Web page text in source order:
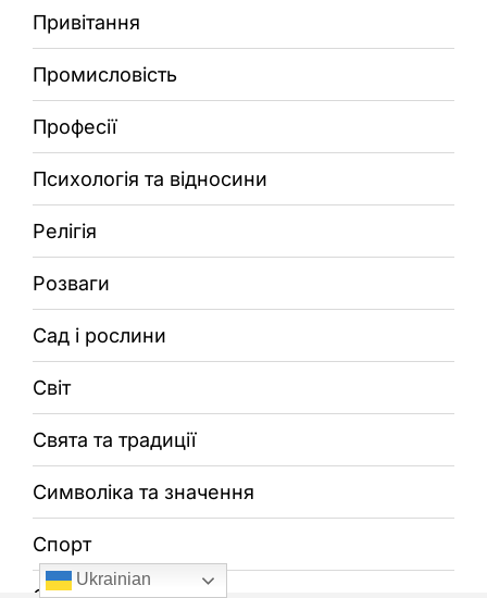
Привітання
Промисловість
Професії
Психологія та відносини
Релігія
Розваги
Сад і рослини
Світ
Свята та традиції
Символіка та значення
Спорт
Ukrainian